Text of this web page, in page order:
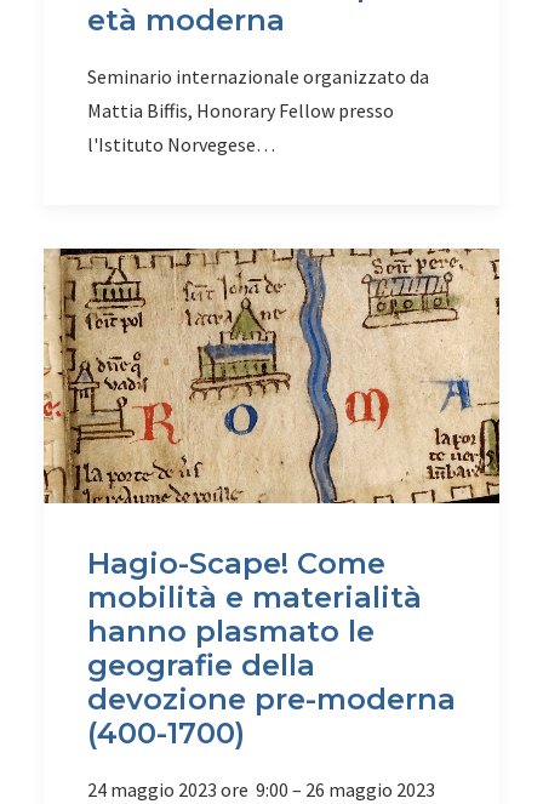
età moderna
Seminario internazionale organizzato da
Mattia Biffis, Honorary Fellow presso
l'Istituto Norvegese…
Hagio-Scape! Come
mobilità e materialità
hanno plasmato le
geografie della
devozione pre-moderna
(400-1700)
24 maggio 2023 ore 9:00 – 26 maggio 2023